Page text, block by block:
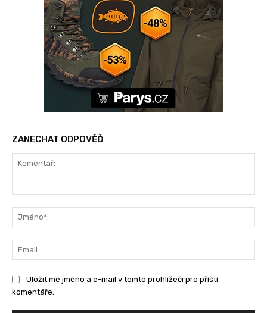
ZANECHAT ODPOVĚĎ
Uložit mé jméno a e-mail v tomto prohlížeči pro příští
komentáře.